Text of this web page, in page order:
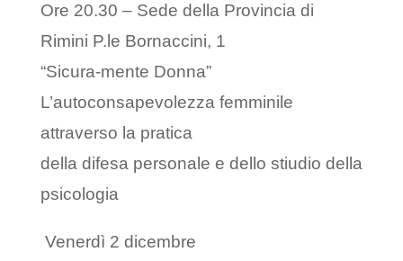
Ore 20.30 – Sede della Provincia di
Rimini P.le Bornaccini, 1
“Sicura-mente Donna”
L’autoconsapevolezza femminile
attraverso la pratica
della difesa personale e dello stiudio della
psicologia
Venerdì 2 dicembre